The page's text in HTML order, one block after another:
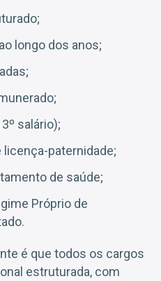
longo dos anos;
salário);
licença-paternidade;
de saúde;
Próprio de
é que todos os cargos
estruturada, com